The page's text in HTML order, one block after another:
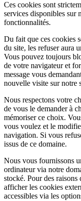
Ces cookies sont
services disponibles sur
fonctionnalités.
Du fait que ces cookies
du site, les refuser aura
Vous pouvez toujours
de votre navigateur et
message vous
nouvelle visite sur notre
Nous respectons votre
de vous le demander à
mémoriser ce choix.
vous voulez et le
navigation. Si vous
issus de ce domaine.
Nous vous fournissons
ordinateur via notre
stocké. Pour des
afficher les cookies
accessibles via les